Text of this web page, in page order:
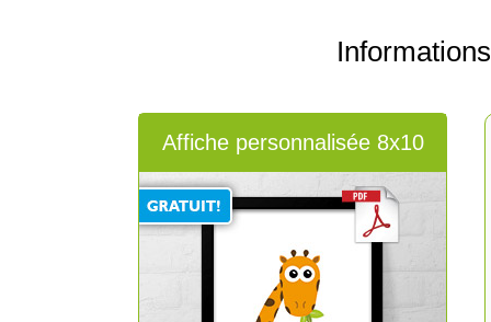
Affiche personnalisée 8x10